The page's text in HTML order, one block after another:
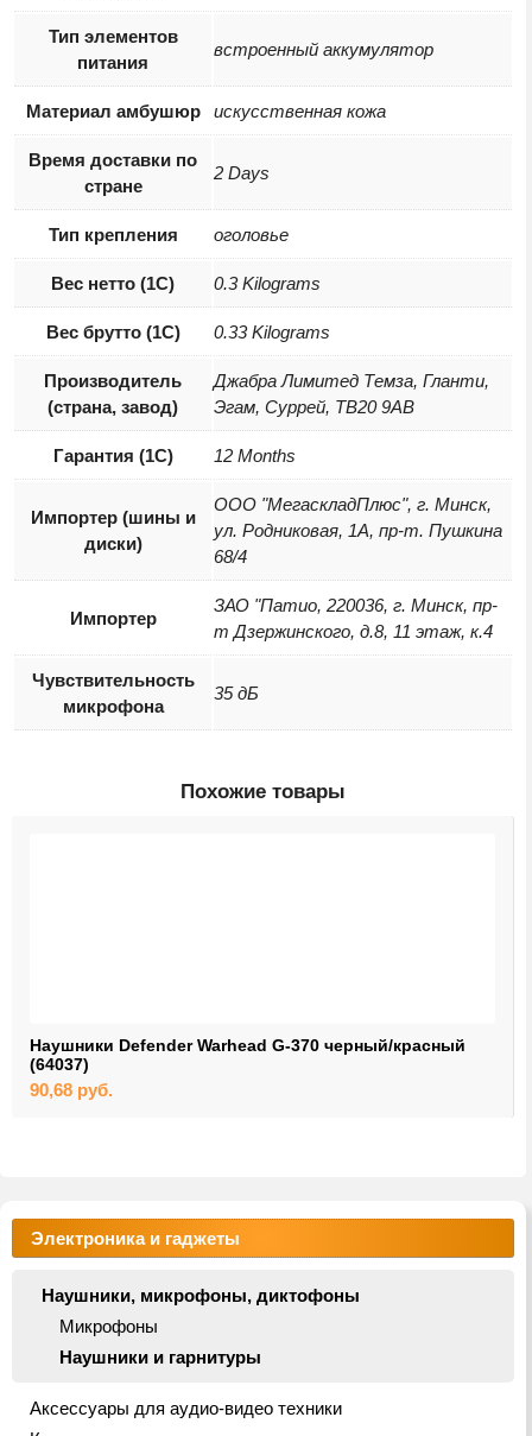
Тип элементов
питания
встроенный аккумулятор
Материал амбушюр искусственная кожа
Время доставки по
стране
2 Days
Тип крепления оголовье
Вес нетто (1С) 0.3 Kilograms
Вес брутто (1С) 0.33 Kilograms
Производитель
(страна, завод)
Джабра Лимитед Темза, Гланти,
Эгам, Суррей, ТВ20 9АВ
Гарантия (1С) 12 Months
Импортер (шины и
диски)
ООО "МегаскладПлюс", г. Минск,
ул. Родниковая, 1А, пр-т. Пушкина
68/4
Импортер
ЗАО "Патио, 220036, г. Минск, пр-
т Дзержинского, д.8, 11 этаж, к.4
Чувствительность
микрофона
35 дБ
Похожие товары
Наушники Defender Warhead G-370 черный/красный
(64037)
90,68 руб.
Электроника и гаджеты
Наушники, микрофоны, диктофоны
Микрофоны
Наушники и гарнитуры
Аксессуары для аудио-видео техники